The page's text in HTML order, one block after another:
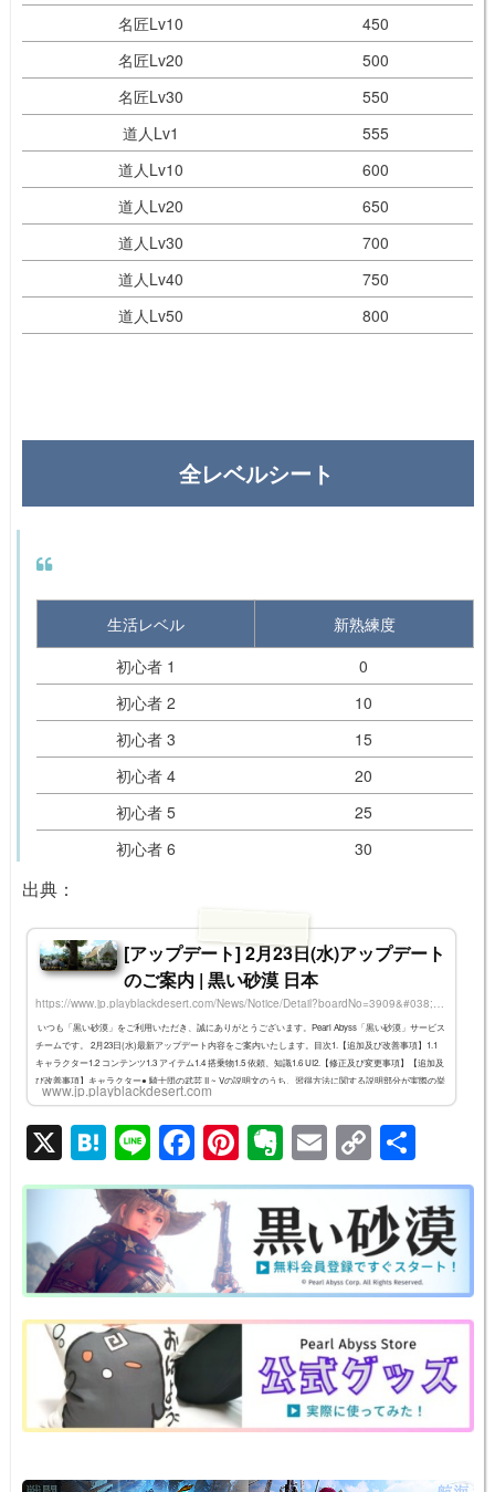
名匠Lv10
450
名匠Lv20
500
名匠Lv30
550
道人Lv1
555
道人Lv10
600
道人Lv20
650
道人Lv30
700
道人Lv40
750
道人Lv50
800
全レベルシート
生活レベル
新熟練度
初心者 1
0
初心者 2
10
初心者 3
15
初心者 4
20
初心者 5
25
初心者 6
30
初心者 9
45
初心者 10
50
見習い 1
60
見習い 2
70
見習い 3
80
見習い 4
90
見習い 6
110
見習い 7
120
見習い 8
130
見習い 9
140
見習い 10
150
熟練 1
160
熟練 2
170
出典：
[アップデート] 2月23日(水)アップデート
のご案内 | 黒い砂漠 日本
https://www.jp.playblackdesert.com/News/Notice/Detail?boardNo=3909&#038;countryType=ja-JP&#038;boardType=2&#038;searchType=&#038;searchText=&#038;currentPage=1
いつも「黒い砂漠」をご利用いただき、誠にありがとうございます。Pearl Abyss「黒い砂漠」サービス
チームです。 2月23日(水)最新アップデート内容をご案内いたします。目次1.【追加及び改善事項】1.1
キャラクター1.2 コンテンツ1.3 アイテム1.4 搭乗物1.5 依頼、知識1.6 UI2.【修正及び変更事項】【追加及
び改善事項】キャラクター● 騎士団の武芸 II ~ Vの説明文のうち、習得方法に関する説明部分が実際の挙
動とは異なる内容で表記されていた現象が修正されました。● 死神の疾風を使用した時に、特定の状況
www.jp.playblackdesert.com
X H
at
e
n
a
Li
n
e
F
a
c
b
o
o
k
Pi
nt
er
e
st
E
v
er
n
ot
e
E
m
ail
C
o
p
y
Li
n
k
有